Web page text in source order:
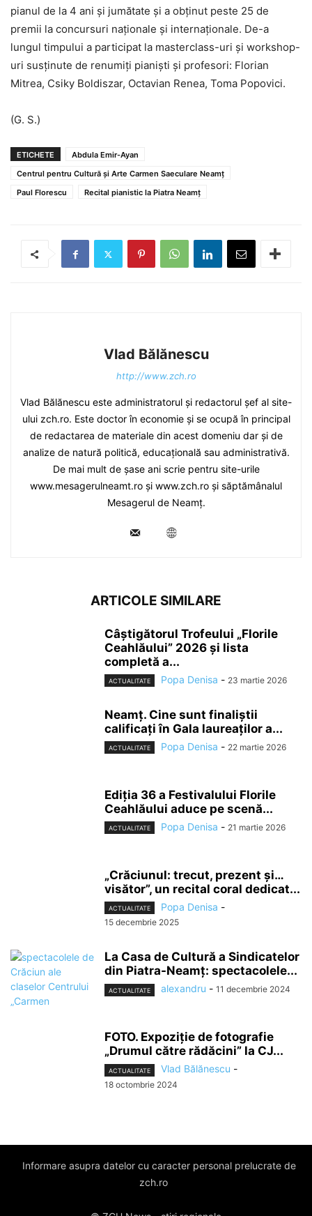
pianul de la 4 ani și jumătate și a obținut peste 25 de
premii la concursuri naționale și internaționale. De-a
lungul timpului a participat la masterclass-uri și workshop-
uri susținute de renumiți pianiști și profesori: Florian
Mitrea, Csiky Boldiszar, Octavian Renea, Toma Popovici.
(G. S.)
ETICHETE
Abdula Emir-Ayan
Centrul pentru Cultură şi Arte Carmen Saeculare Neamţ
Paul Florescu
Recital pianistic la Piatra Neamț
Vlad Bălănescu
http://www.zch.ro
Vlad Bălănescu este administratorul și redactorul șef al site-
ului zch.ro. Este doctor în economie și se ocupă în principal
de redactarea de materiale din acest domeniu dar și de
analize de natură politică, educațională sau administrativă.
De mai mult de șase ani scrie pentru site-urile
www.mesagerulneamt.ro și www.zch.ro și săptămânalul
Mesagerul de Neamț.
ARTICOLE SIMILARE
Câștigătorul Trofeului „Florile
Ceahlăului” 2026 și lista
completă a...
ACTUALITATE Popa Denisa - 23 martie 2026
Neamț. Cine sunt finaliștii
calificați în Gala laureaților a...
ACTUALITATE Popa Denisa - 22 martie 2026
Ediția 36 a Festivalului Florile
Ceahlăului aduce pe scenă...
ACTUALITATE Popa Denisa - 21 martie 2026
„Crăciunul: trecut, prezent și…
visător”, un recital coral dedicat...
ACTUALITATE Popa Denisa -
15 decembrie 2025
La Casa de Cultură a Sindicatelor
din Piatra-Neamț: spectacolele...
ACTUALITATE alexandru - 11 decembrie 2024
FOTO. Expoziție de fotografie
„Drumul către rădăcini” la CJ...
ACTUALITATE Vlad Bălănescu -
18 octombrie 2024
Informare asupra datelor cu caracter personal prelucrate de
zch.ro